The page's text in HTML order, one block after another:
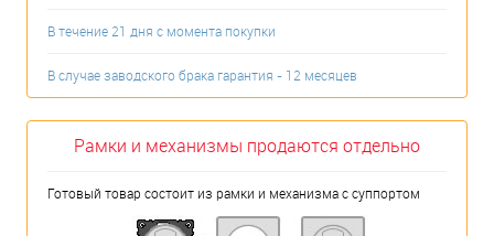
В течение 21 дня с момента покупки
В случае заводского брака гарантия - 12 месяцев
Рамки и механизмы продаются отдельно
Готовый товар состоит из рамки и механизма с суппортом